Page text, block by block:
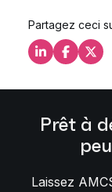
Partagez ceci
Partagez
Prêt à
Laissez